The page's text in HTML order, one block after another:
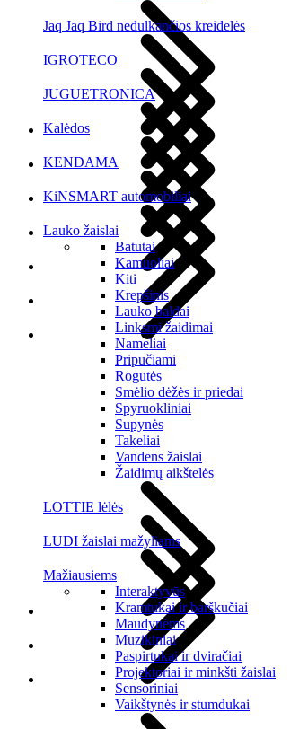
Jaq Jaq Bird nedulkančios kreidelės
IGROTECO
JUGUETRONICA
Kalėdos
KENDAMA
KiNSMART automobiliai
Lauko žaislai
Batutai
Kamuoliai
Kiti
Krepšinis
Lauko baldai
Linksmi žaidimai
Nameliai
Pripučiami
Rogutės
Smėlio dėžės ir priedai
Spyruokliniai
Supynės
Takeliai
Vandens žaislai
Žaidimų aikštelės
LOTTIE lėlės
LUDI žaislai mažyliams
Mažiausiems
Interaktyvūs
Kramtukai ir barškučiai
Maudynėms
Muzikiniai
Paspirtukai ir dviračiai
Projektoriai ir minkšti žaislai
Sensoriniai
Vaikštynės ir stumdukai